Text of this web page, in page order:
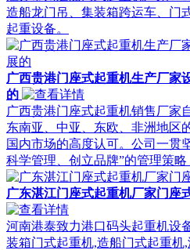
造船龙门吊、集装箱跨运车、门
起重设备。
广西贵港门座式起重机生产厂家
的
广西贵港门座式起重机销售厂家
东南亚、中亚、东欧、非洲地区
国内市场的高度认可。公司一贯
科学管理、创立品牌”的管理策
广东湛江门座式起重机厂家门座
河南港泰致力港口码头起重机设
装箱门式起重机,造船门式起重